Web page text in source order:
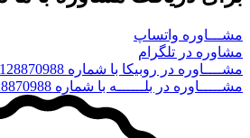
مشـــاوره واتساپ
مشاوره در تلگرام
مشــــاوره در روبیکا با شماره 09128870988
مشـــــاوره در بلــــــه با شماره 09128870988